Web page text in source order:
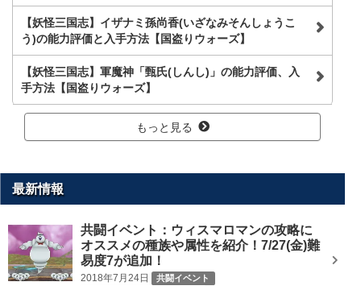
【妖怪三国志】イザナミ孫尚香(いざなみそんしょうこ
う)の能力評価と入手方法【国盗りウォーズ】
【妖怪三国志】軍魔神「甄氏(しんし)」の能力評価、入
手方法【国盗りウォーズ】
もっと見る
最新情報
共闘イベント：ウィスマロマンの攻略に
オススメの種族や属性を紹介！7/27(金)難
易度7が追加！
2018年7月24日
共闘イベント